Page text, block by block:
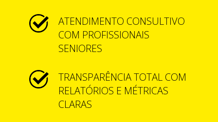
ATENDIMENTO CONSULTIVO
COM PROFISSIONAIS
SENIORES
TRANSPARÊNCIA TOTAL COM
RELATÓRIOS E MÉTRICAS
CLARAS